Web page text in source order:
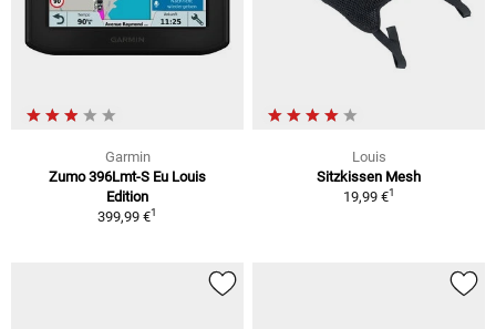
Garmin
Zumo 396Lmt-S Eu Louis
Edition
399,99 €1
Louis
Sitzkissen Mesh
19,99 €1